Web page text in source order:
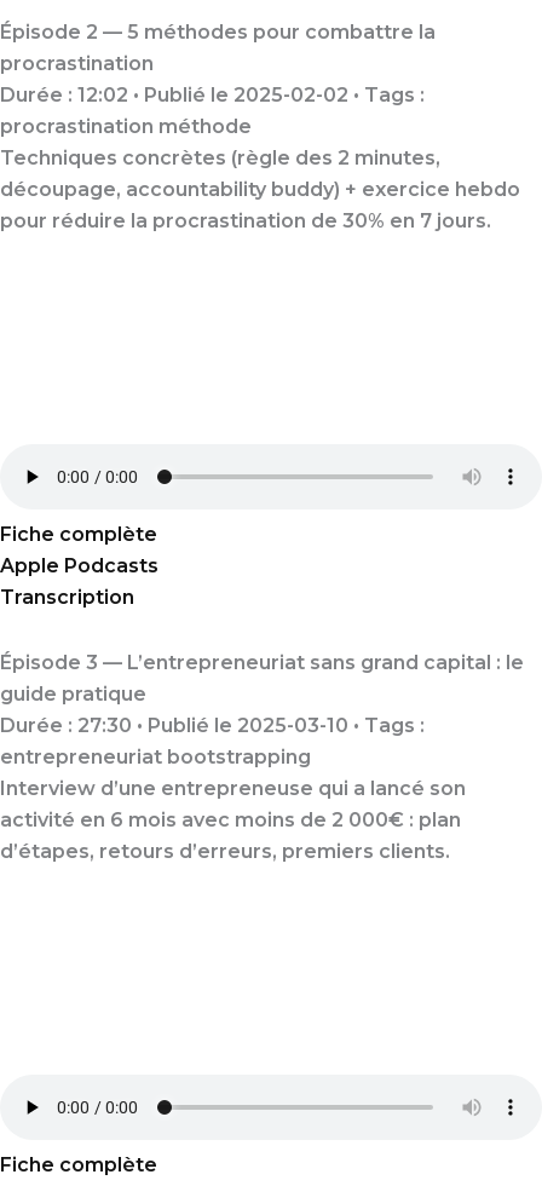
Épisode 2 — 5 méthodes pour combattre la
procrastination
Durée : 12:02 • Publié le 2025-02-02 • Tags :
procrastination méthode
Techniques concrètes (règle des 2 minutes,
découpage, accountability buddy) + exercice hebdo
pour réduire la procrastination de 30% en 7 jours.
Fiche complète
Apple Podcasts
Transcription
Épisode 3 — L’entrepreneuriat sans grand capital : le
guide pratique
Durée : 27:30 • Publié le 2025-03-10 • Tags :
entrepreneuriat bootstrapping
Interview d’une entrepreneuse qui a lancé son
activité en 6 mois avec moins de 2 000€ : plan
d’étapes, retours d’erreurs, premiers clients.
Fiche complète